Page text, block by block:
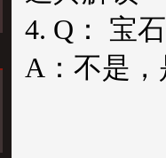
4. Q： 宝
A：不是